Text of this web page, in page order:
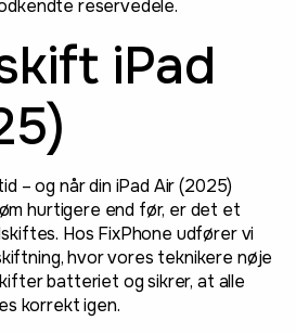
reservedele.
iPad
– og når din iPad Air (2025)
hurtigere end før, er det et
Hos FixPhone udfører vi
hvor vores teknikere nøje
batteriet og sikrer, at alle
korrekt igen.